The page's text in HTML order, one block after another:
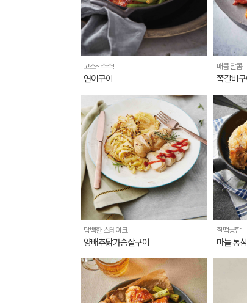
고소~ 촉촉!
연어구이
매콤 달콤
쪽갈비
담백한 스테이크
양배추닭가슴살구이
찰떡궁합
마늘 통